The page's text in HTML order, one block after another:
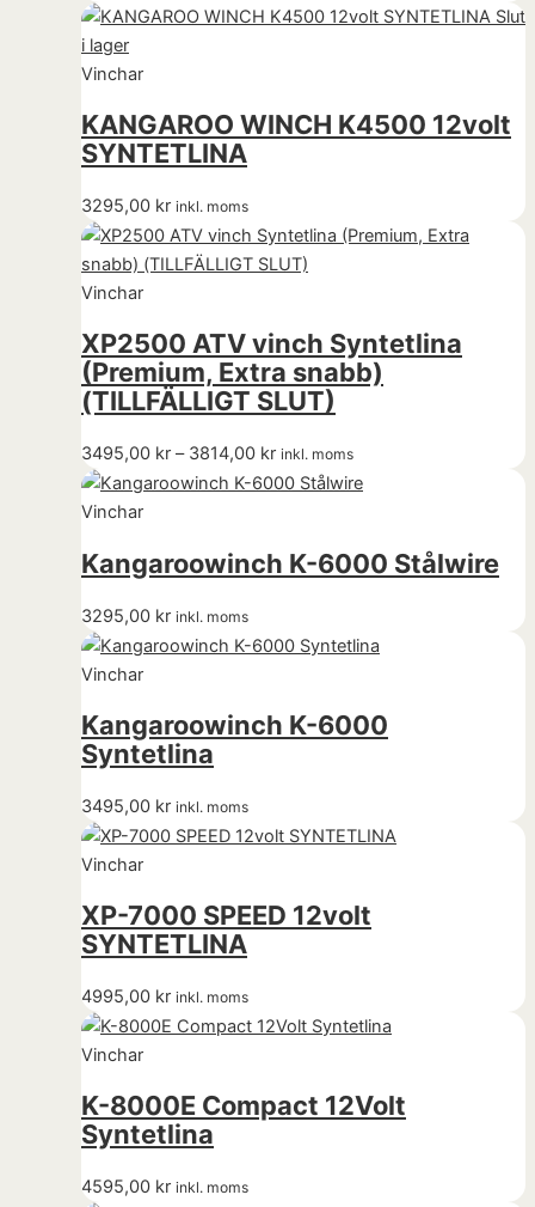
Slut
i lager
Vinchar
KANGAROO WINCH K4500 12volt
SYNTETLINA
3295,00 kr inkl. moms
Vinchar
XP2500 ATV vinch Syntetlina
(Premium, Extra snabb)
(TILLFÄLLIGT SLUT)
3495,00 kr – 3814,00 kr inkl. moms
Vinchar
Kangaroowinch K-6000 Stålwire
3295,00 kr inkl. moms
Vinchar
Kangaroowinch K-6000
Syntetlina
3495,00 kr inkl. moms
Vinchar
XP-7000 SPEED 12volt
SYNTETLINA
4995,00 kr inkl. moms
Vinchar
K-8000E Compact 12Volt
Syntetlina
4595,00 kr inkl. moms